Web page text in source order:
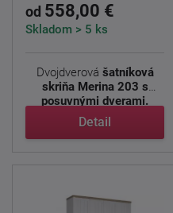
od 558,00 €
Skladom > 5 ks
Dvojdverová šatníková
skriňa Merina 203 s
posuvnými dverami.
Použitým ...
Detail